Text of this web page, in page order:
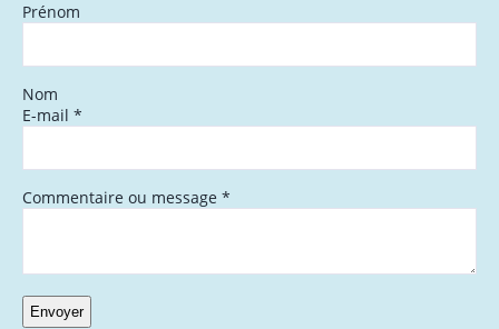
Prénom
Nom
E-mail *
Commentaire ou message *
Envoyer